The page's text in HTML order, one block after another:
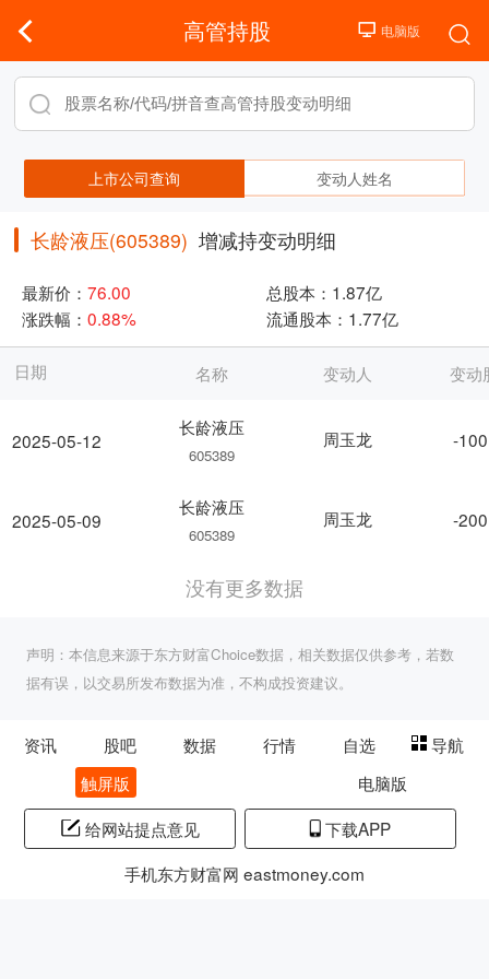
高管持股
上市公司查询 变动人姓名
长龄液压(605389) 增减持变动明细
最新价： 76.00 总股本： 1.87亿
涨跌幅： 0.88% 流通股本： 1.77亿
日期
2025-05-12
2025-05-09
名称 变动人 变动
长龄液压
605389
周玉龙 -
长龄液压
605389
周玉龙 -
没有更多数据
声明：本信息来源于东方财富Choice数据，相关数据仅供参考，若数
据有误，以交易所发布数据为准，不构成投资建议。
资讯 股吧 数据 行情 自选
导航
触屏版
电脑版
给网站提点意见
下载APP
手机东方财富网 eastmoney.com